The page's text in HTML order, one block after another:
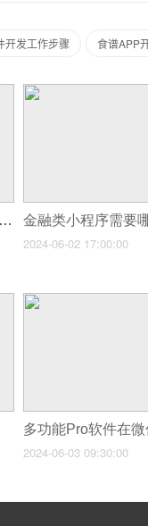
开发工作步骤 食谱APP
小程序服务类目分类与资质要求
2024-06-02 17:00:00
2024-06-03 09:30:00